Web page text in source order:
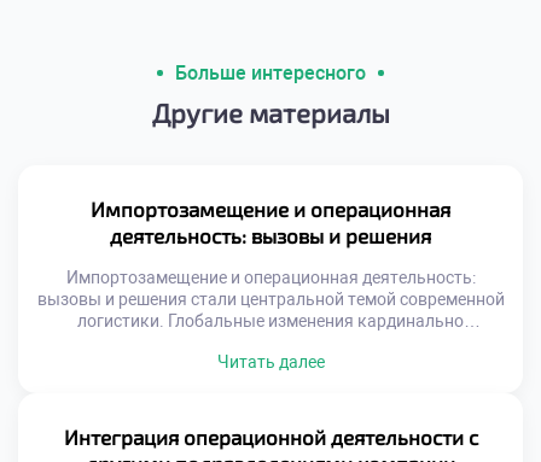
Больше интересного
Другие материалы
Импортозамещение и операционная
деятельность: вызовы и решения
Импортозамещение и операционная деятельность:
вызовы и решения стали центральной темой современной
логистики. Глобальные изменения кардинально
ресурсов. Специалистам приходится выстраивать новые
новым условиям требует нестандартного мышления и
гибкости. Трансформация экономики создает
Читать далее
Интеграция операционной деятельности с